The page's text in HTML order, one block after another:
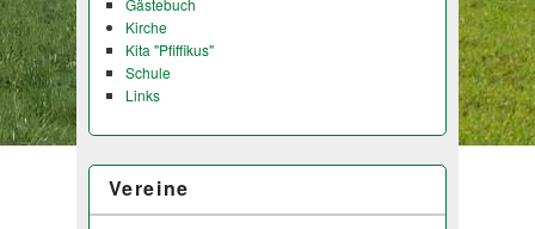
Gästebuch
Kirche
Kita "Pfiffikus"
Schule
Links
Vereine